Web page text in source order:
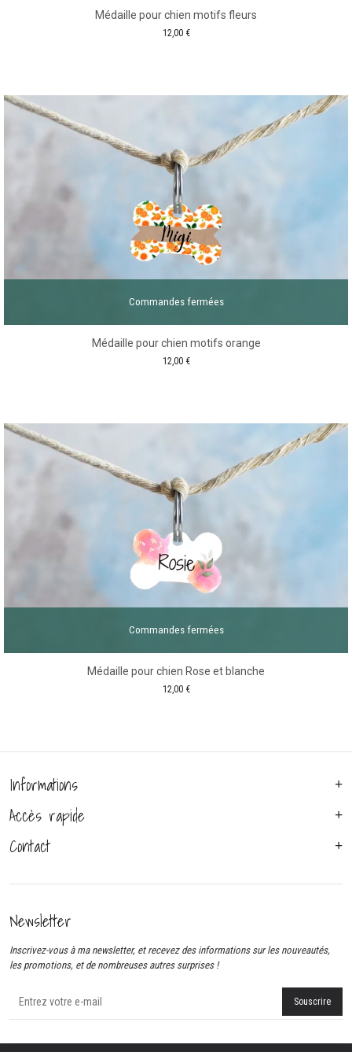
Médaille pour chien motifs fleurs
12,00 €
Commandes fermées
Médaille pour chien motifs orange
12,00 €
Commandes fermées
Médaille pour chien Rose et blanche
12,00 €
Informations
Accès rapide
Contact
Newsletter
Inscrivez-vous à ma newsletter, et recevez des informations sur les nouveautés,
les promotions, et de nombreuses autres surprises !